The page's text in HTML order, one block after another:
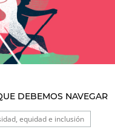
DEBEMOS NAVEGAR
equidad e inclusión